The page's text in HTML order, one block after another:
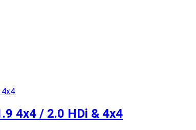
4x4 / 2.0 HDi & 4x4